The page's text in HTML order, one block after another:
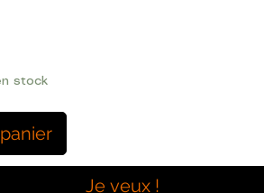
stock
Je veux !